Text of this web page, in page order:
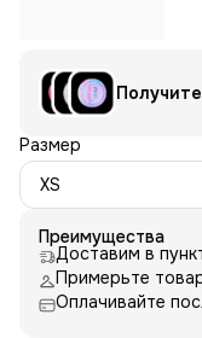
Размер
XS
Преимущества
Доставим в
Примерьте
Оплачивайте